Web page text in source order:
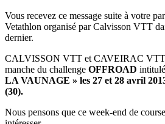
Vous recevez ce message suite à votre
Vetathlon organisé par Calvisson VTT
dernier.
CALVISSON VTT et CAVEIRAC VTT
manche du challenge OFFROAD intitulé
LA VAUNAGE » les 27 et 28 avril
(30).
Nous pensons que ce week-end de